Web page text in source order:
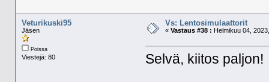
Veturikuski95
Jäsen
Poissa
Viestejä: 80
Vs: Lentosimulaattorit
« Vastaus #38 : Helmikuu 04,
Selvä, kiitos paljon!